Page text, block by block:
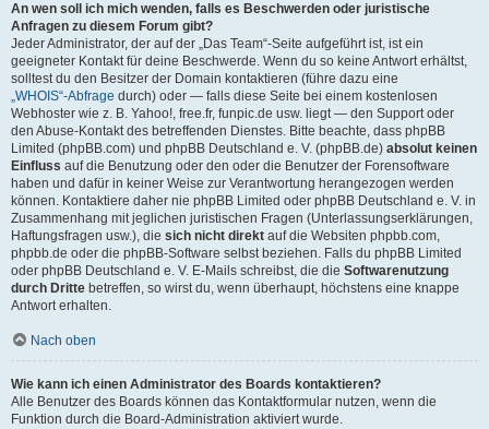
An wen soll ich mich wenden, falls es Beschwerden oder juristische
Anfragen zu diesem Forum gibt?
Jeder Administrator, der auf der „Das Team“-Seite aufgeführt ist, ist ein
geeigneter Kontakt für deine Beschwerde. Wenn du so keine Antwort erhältst,
solltest du den Besitzer der Domain kontaktieren (führe dazu eine
„WHOIS“-Abfrage durch) oder — falls diese Seite bei einem kostenlosen
Webhoster wie z. B. Yahoo!, free.fr, funpic.de usw. liegt — den Support oder
den Abuse-Kontakt des betreffenden Dienstes. Bitte beachte, dass phpBB
Limited (phpBB.com) und phpBB Deutschland e. V. (phpBB.de) absolut keinen
Einfluss auf die Benutzung oder den oder die Benutzer der Forensoftware
haben und dafür in keiner Weise zur Verantwortung herangezogen werden
können. Kontaktiere daher nie phpBB Limited oder phpBB Deutschland e. V. in
Zusammenhang mit jeglichen juristischen Fragen (Unterlassungserklärungen,
Haftungsfragen usw.), die sich nicht direkt auf die Websiten phpbb.com,
phpbb.de oder die phpBB-Software selbst beziehen. Falls du phpBB Limited
oder phpBB Deutschland e. V. E-Mails schreibst, die die Softwarenutzung
durch Dritte betreffen, so wirst du, wenn überhaupt, höchstens eine knappe
Antwort erhalten.
Nach oben
Wie kann ich einen Administrator des Boards kontaktieren?
Alle Benutzer des Boards können das Kontaktformular nutzen, wenn die
Funktion durch die Board-Administration aktiviert wurde.